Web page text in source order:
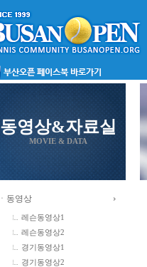
동영상&자료실
MOVIE & DATA
ㆍ동영상
레슨동영상1
레슨동영상2
경기동영상1
경기동영상2